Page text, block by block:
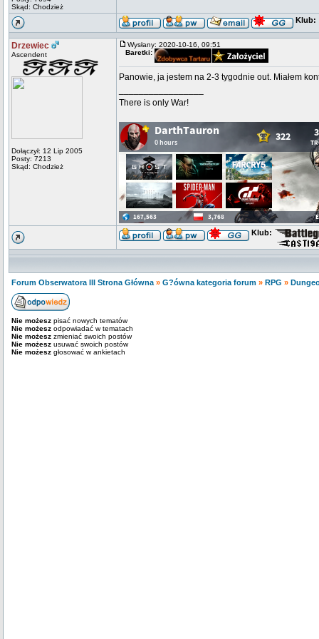
Skąd: Chodzież
Klub:
Drzewiec
Ascendent
Dołączył: 12 Lip 2005
Posty: 7213
Skąd: Chodzież
Wysłany: 2020-10-16, 09:51
Baretki:
Panowie, ja jestem na 2-3 tygodnie out. Miałem
There is only War!
Klub:
Forum Obserwatora III Strona Główna » G?ówna kategoria forum » RPG »
Nie możesz pisać nowych tematów
Nie możesz odpowiadać w tematach
Nie możesz zmieniać swoich postów
Nie możesz usuwać swoich postów
Nie możesz głosować w ankietach